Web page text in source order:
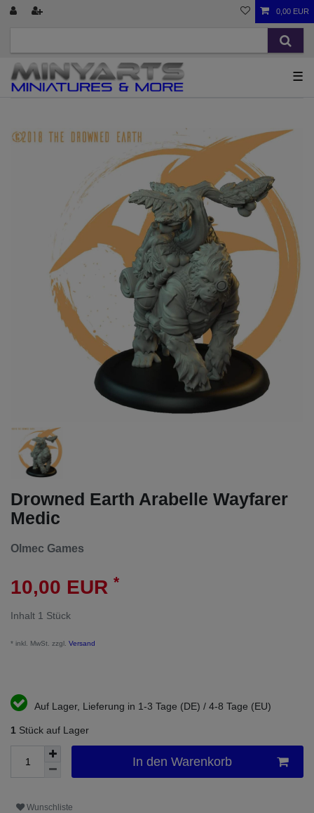
0,00 EUR
☰
Drowned Earth Arabelle Wayfarer
Medic
Olmec Games
10,00 EUR *
Inhalt 1 Stück
* inkl. MwSt. zzgl. Versand
Auf Lager, Lieferung in 1-3 Tage (DE) / 4-8 Tage (EU)
1 Stück auf Lager
In den Warenkorb
Wunschliste